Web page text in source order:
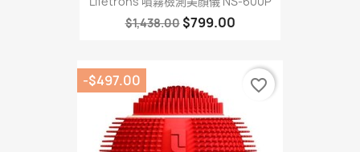
$1,438.00 $799.00
-$497.00 favorite_border